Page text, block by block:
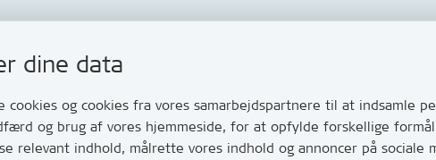
Skriv til os via Digital Post
med os? Se her hvordan
Tip os om huller i vejen eller andet
dine data
cookies og cookies fra vores samarbejdspartnere til at indsamle
og brug af vores hjemmeside, for at opfylde forskellige
relevant indhold, målrette vores indhold og annoncer på